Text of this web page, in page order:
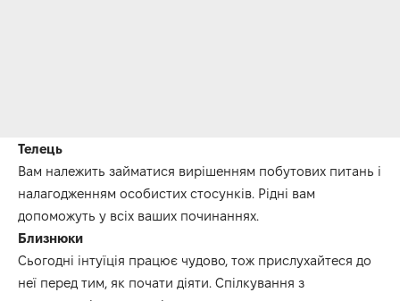
Телець
Вам належить займатися вирішенням побутових питань і
налагодженням особистих стосунків. Рідні вам
допоможуть у всіх ваших починаннях.
Близнюки
Сьогодні інтуїція працює чудово, тож прислухайтеся до
неї перед тим, як почати діяти. Спілкування з